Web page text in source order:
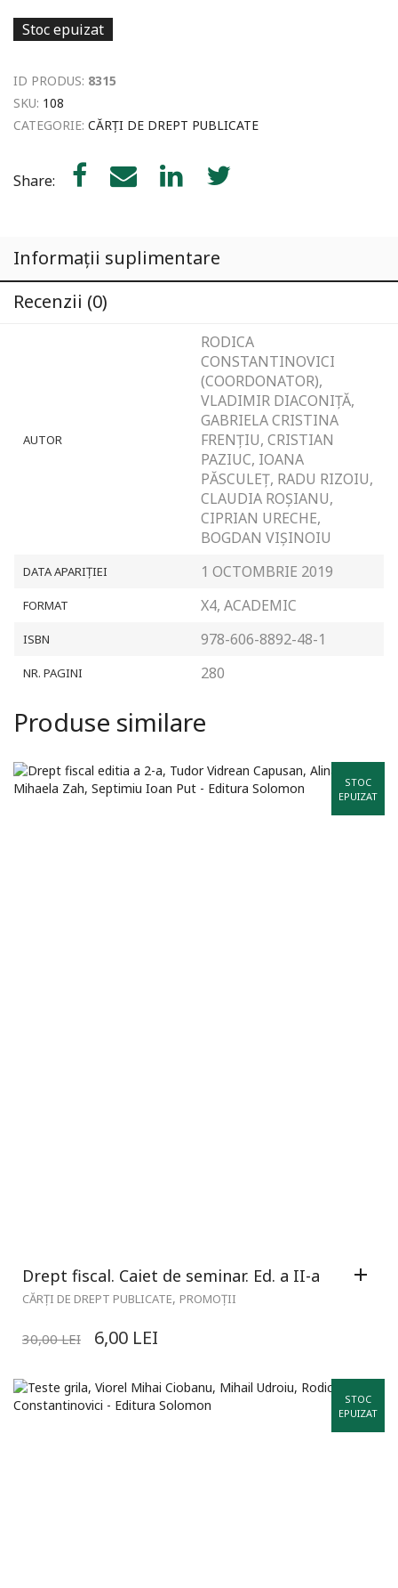
Stoc epuizat
ID PRODUS: 8315
SKU: 108
CATEGORIE: CĂRȚI DE DREPT PUBLICATE
Share:
Informații suplimentare
Recenzii (0)
AUTOR
RODICA
CONSTANTINOVICI
(COORDONATOR),
VLADIMIR DIACONIȚĂ,
GABRIELA CRISTINA
FRENȚIU, CRISTIAN
PAZIUC, IOANA
PĂSCULEȚ, RADU RIZOIU,
CLAUDIA ROȘIANU,
CIPRIAN URECHE,
BOGDAN VIȘINOIU
DATA APARIȚIEI 1 OCTOMBRIE 2019
FORMAT X4, ACADEMIC
ISBN 978-606-8892-48-1
NR. PAGINI 280
Produse similare
STOC
EPUIZAT
Drept fiscal. Caiet de seminar. Ed. a II-a
CĂRȚI DE DREPT PUBLICATE, PROMOȚII
30,00LEI 6,00 LEI
STOC
EPUIZAT